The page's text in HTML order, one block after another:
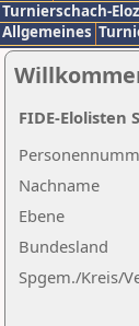
Turnierschach-
Allgemeines
Nachname
Ebene
Bundesland
Spgem./Kreis/
FIDE-Elolisten